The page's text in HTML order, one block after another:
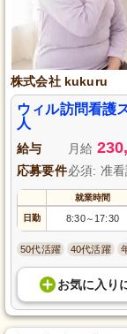
株式会社 kukuru
ウィル訪問看護
人
給与 月給
応募要件必須: 准
就業時間
日勤 8:30～ 17:30
50代活躍 40代活躍
お気に入り